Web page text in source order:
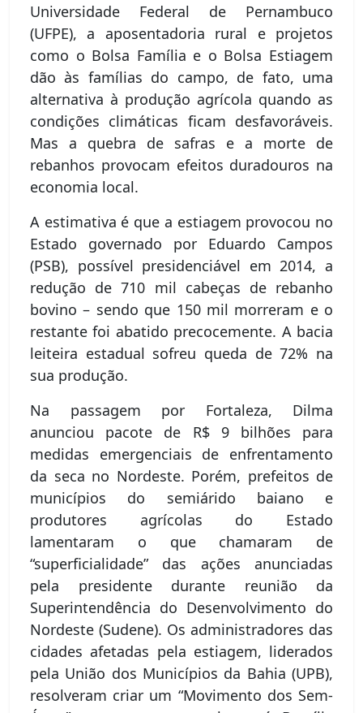
Universidade Federal de Pernambuco
(UFPE), a aposentadoria rural e projetos
como o Bolsa Família e o Bolsa Estiagem
dão às famílias do campo, de fato, uma
alternativa à produção agrícola quando as
condições climáticas ficam desfavoráveis.
Mas a quebra de safras e a morte de
rebanhos provocam efeitos duradouros na
economia local.
A estimativa é que a estiagem provocou no
Estado governado por Eduardo Campos
(PSB), possível presidenciável em 2014, a
redução de 710 mil cabeças de rebanho
bovino – sendo que 150 mil morreram e o
restante foi abatido precocemente. A bacia
leiteira estadual sofreu queda de 72% na
sua produção.
Na passagem por Fortaleza, Dilma
anunciou pacote de R$ 9 bilhões para
medidas emergenciais de enfrentamento
da seca no Nordeste. Porém, prefeitos de
municípios do semiárido baiano e
produtores agrícolas do Estado
lamentaram o que chamaram de
“superficialidade” das ações anunciadas
pela presidente durante reunião da
Superintendência do Desenvolvimento do
Nordeste (Sudene). Os administradores das
cidades afetadas pela estiagem, liderados
pela União dos Municípios da Bahia (UPB),
resolveram criar um “Movimento dos Sem-